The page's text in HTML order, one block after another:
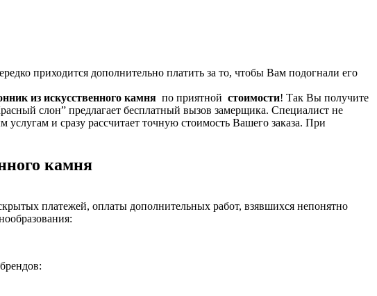
приходится дополнительно платить за то, чтобы Вам подогнали его
из искусственного камня по приятной стоимости! Так Вы получите
слон” предлагает бесплатный вызов замерщика. Специалист не
и сразу рассчитает точную стоимость Вашего заказа. При
камня
платежей, оплаты дополнительных работ, взявшихся непонятно